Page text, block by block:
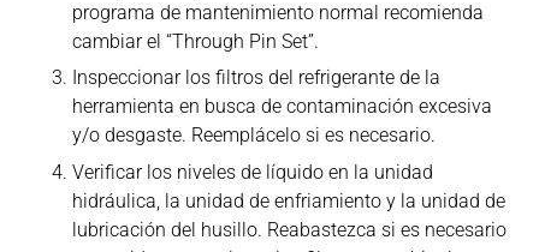
programa de mantenimiento normal recomienda
cambiar el “Through Pin Set”.
Inspeccionar los filtros del refrigerante de la
herramienta en busca de contaminación excesiva
y/o desgaste. Reemplácelo si es necesario.
Verificar los niveles de líquido en la unidad
hidráulica, la unidad de enfriamiento y la unidad de
lubricación del husillo. Reabastezca si es necesario